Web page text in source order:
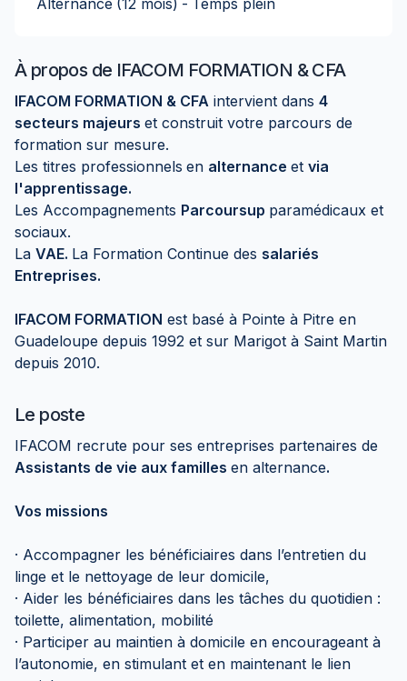
À propos de IFACOM FORMATION & CFA
IFACOM FORMATION & CFA intervient dans 4
secteurs majeurs et construit votre parcours de
formation sur mesure.
Les titres professionnels en alternance et via
l'apprentissage.
Les Accompagnements Parcoursup paramédicaux et
sociaux.
La VAE. La Formation Continue des salariés
Entreprises.
IFACOM FORMATION est basé à Pointe à Pitre en
Guadeloupe depuis 1992 et sur Marigot à Saint Martin
depuis 2010.
Le poste
IFACOM recrute pour ses entreprises partenaires de
Assistants de vie aux familles en alternance.
Vos missions
· Accompagner les bénéficiaires dans l’entretien du
linge et le nettoyage de leur domicile,
· Aider les bénéficiaires dans les tâches du quotidien :
toilette, alimentation, mobilité
· Participer au maintien à domicile en encourageant à
l’autonomie, en stimulant et en maintenant le lien
Alternance (12 mois) - Temps plein